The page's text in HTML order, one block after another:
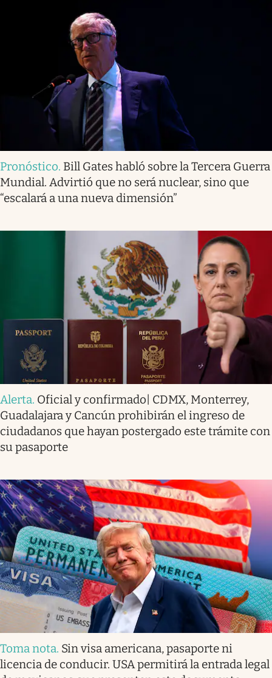
Pronóstico. Bill Gates habló sobre la Tercera Guerra
Mundial. Advirtió que no será nuclear, sino que
“escalará a una nueva dimensión”
Alerta. Oficial y confirmado| CDMX, Monterrey,
Guadalajara y Cancún prohibirán el ingreso de
ciudadanos que hayan postergado este trámite con
su pasaporte
Toma nota. Sin visa americana, pasaporte ni
licencia de conducir. USA permitirá la entrada legal